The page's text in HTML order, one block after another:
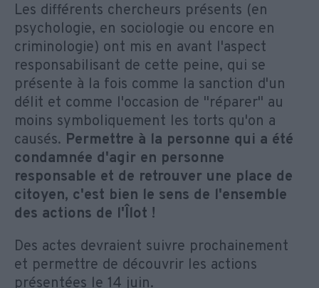
Les différents chercheurs présents (en
psychologie, en sociologie ou encore en
criminologie) ont mis en avant l'aspect
responsabilisant de cette peine, qui se
présente à la fois comme la sanction d'un
délit et comme l'occasion de "réparer" au
moins symboliquement les torts qu'on a
causés. Permettre à la personne qui a été
condamnée d'agir en personne
responsable et de retrouver une place de
citoyen, c'est bien le sens de l'ensemble
des actions de l'Îlot !
Des actes devraient suivre prochainement
et permettre de découvrir les actions
présentées le 14 juin.